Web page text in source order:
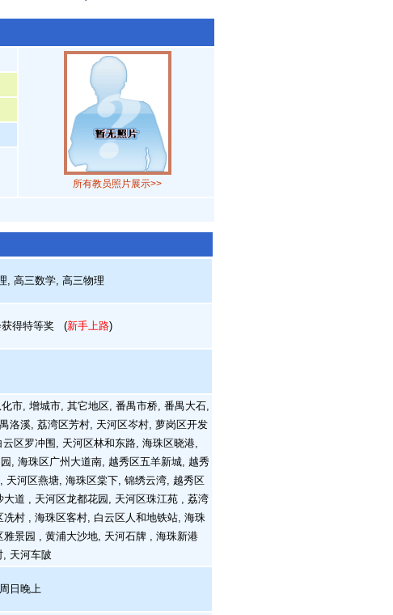
所有教员照片展示>>
, 高三数学, 高三物理
得特等奖 (新手上路)
市, 增城市, 其它地区, 番禺市桥, 番禺大石,
洛溪, 荔湾区芳村, 天河区岑村, 萝岗区开发
区罗冲围, 天河区林和东路, 海珠区晓港,
, 海珠区广州大道南, 越秀区五羊新城, 越秀
河区燕塘, 海珠区棠下, 锦绣云湾, 越秀区
道 , 天河区龙都花园, 天河区珠江苑 , 荔湾
村 , 海珠区客村, 白云区人和地铁站, 海珠
景园 , 黄浦大沙地, 天河石牌 , 海珠新港
天河车陂
日晚上